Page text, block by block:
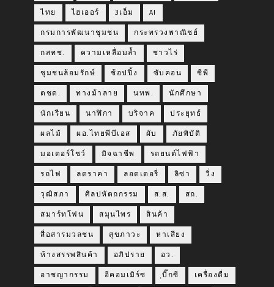
ไทย ไฮเออร์ 3เอ็ม AI
กรมการพัฒนาชุมชน กระทรวงพาณิชย์
กสทช. ความเหลื่อมล้ำ ชาวไร่
ชุมชนล้อมรักษ์ ช้อปปิ้ง ซับคอน ซีพี
ตชด. ทางม้าลาย นทพ. นักศึกษา
นักเรียน นาฬิกา บริจาค ประยุทธ์
ผลไม้ ผอ.ไทยพีบีเอส ผับ ภัยพิบัติ
มอเตอร์โชว์ มิจฉาชีพ รถยนต์ไฟฟ้า
รถไฟ ลดราคา ลอตเตอรี่ ลิซ่า วิ่ง
วุฒิสภา ศิลปหัตถกรรม ส.ส. สถ.
สมาร์ทโฟน สมุนไพร สินค้า
สื่อสารมวลชน สุขภาวะ หาเสียง
ห้างสรรพสินค้า อภิปราย อว.
อาชญากรรม อีคอมเมิร์ซ ฺบิ๊กซี เครื่องดื่ม